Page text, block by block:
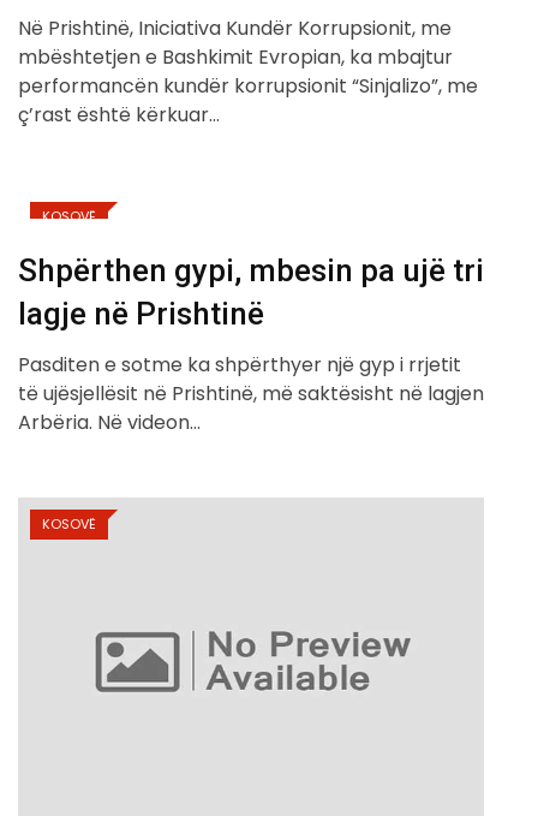
Në Prishtinë, Iniciativa Kundër Korrupsionit, me
mbështetjen e Bashkimit Evropian, ka mbajtur
performancën kundër korrupsionit “Sinjalizo”, me
ç’rast është kërkuar…
KOSOVË
Shpërthen gypi, mbesin pa ujë tri
lagje në Prishtinë
Pasditen e sotme ka shpërthyer një gyp i rrjetit
të ujësjellësit në Prishtinë, më saktësisht në lagjen
Arbëria. Në videon…
KOSOVË